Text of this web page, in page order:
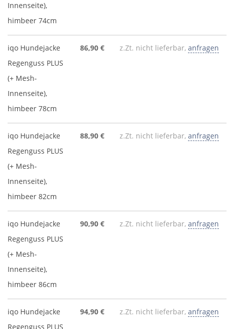
Innenseite),
himbeer 74cm
iqo Hundejacke
Regenguss PLUS
(+ Mesh-
Innenseite),
himbeer 78cm
86,90 € z.Zt. nicht lieferbar, anfragen
iqo Hundejacke
Regenguss PLUS
(+ Mesh-
Innenseite),
himbeer 82cm
88,90 € z.Zt. nicht lieferbar, anfragen
iqo Hundejacke
Regenguss PLUS
(+ Mesh-
Innenseite),
himbeer 86cm
90,90 € z.Zt. nicht lieferbar, anfragen
iqo Hundejacke
Regenguss PLUS
94,90 € z.Zt. nicht lieferbar, anfragen